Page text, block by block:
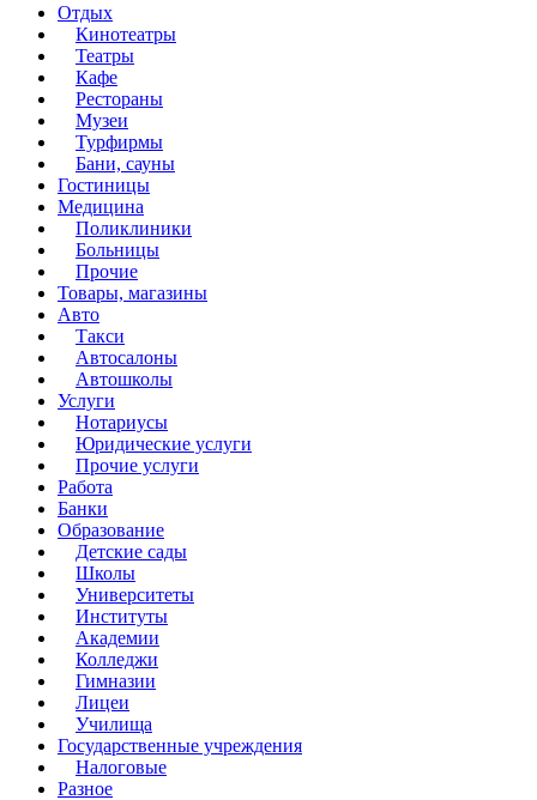
Отдых
Кинотеатры
Театры
Кафе
Рестораны
Музеи
Турфирмы
Бани, сауны
Гостиницы
Медицина
Поликлиники
Больницы
Прочие
Товары, магазины
Авто
Такси
Автосалоны
Автошколы
Услуги
Нотариусы
Юридические услуги
Прочие услуги
Работа
Банки
Образование
Детские сады
Школы
Университеты
Институты
Академии
Колледжи
Гимназии
Лицеи
Училища
Государственные учреждения
Налоговые
Разное